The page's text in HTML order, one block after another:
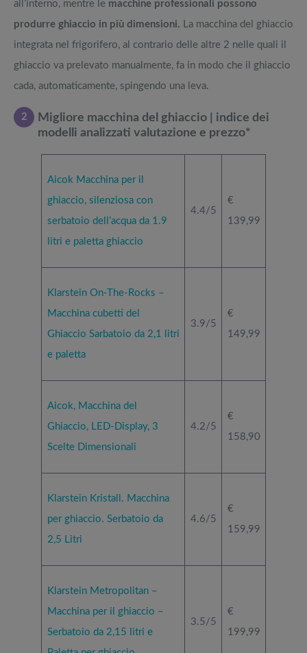
all’interno, mentre le macchine professionali possono
produrre ghiaccio in più dimensioni. La macchina del ghiaccio
integrata nel frigorifero, al contrario delle altre 2 nelle quali il
ghiaccio va prelevato manualmente, fa in modo che il ghiaccio
cada, automaticamente, spingendo una leva.
2
Migliore macchina del ghiaccio | indice dei
modelli analizzati valutazione e prezzo*
Aicok Macchina per il
ghiaccio, silenziosa con
serbatoio dell’acqua da 1.9
litri e paletta ghiaccio
4.4/5
€
139,99
Klarstein On-The-Rocks –
Macchina cubetti del
Ghiaccio Sarbatoio da 2,1 litri
e paletta
3.9/5
€
149,99
Aicok, Macchina del
Ghiaccio, LED-Display, 3
Scelte Dimensionali
4.2/5
€
158,90
Klarstein Kristall. Macchina
per ghiaccio. Serbatoio da
2,5 Litri
4.6/5
€
159,99
Klarstein Metropolitan –
Macchina per il ghiaccio –
Serbatoio da 2,15 litri e
3.5/5
€
199,99